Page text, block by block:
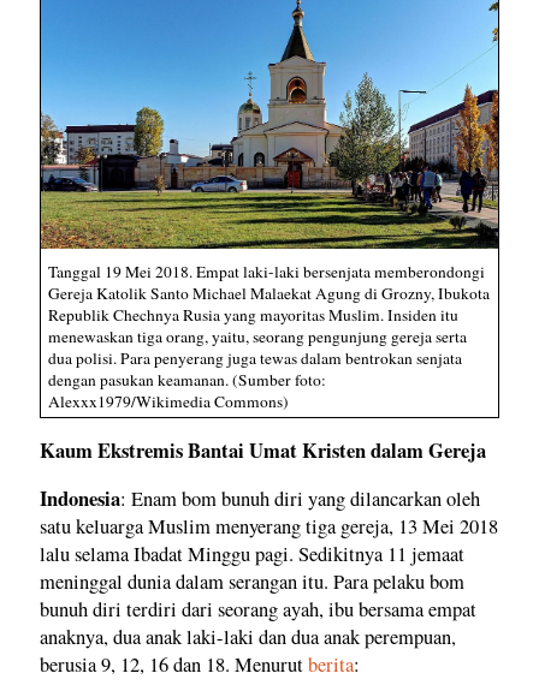
Tanggal 19 Mei 2018. Empat laki-laki bersenjata memberondongi
Gereja Katolik Santo Michael Malaekat Agung di Grozny, Ibukota
Republik Chechnya Rusia yang mayoritas Muslim. Insiden itu
menewaskan tiga orang, yaitu, seorang pengunjung gereja serta
dua polisi. Para penyerang juga tewas dalam bentrokan senjata
dengan pasukan keamanan. (Sumber foto:
Alexxx1979/Wikimedia Commons)
Kaum Ekstremis Bantai Umat Kristen dalam Gereja
Indonesia: Enam bom bunuh diri yang dilancarkan oleh
satu keluarga Muslim menyerang tiga gereja, 13 Mei 2018
lalu selama Ibadat Minggu pagi. Sedikitnya 11 jemaat
meninggal dunia dalam serangan itu. Para pelaku bom
bunuh diri terdiri dari seorang ayah, ibu bersama empat
anaknya, dua anak laki-laki dan dua anak perempuan,
berusia 9, 12, 16 dan 18. Menurutberita: